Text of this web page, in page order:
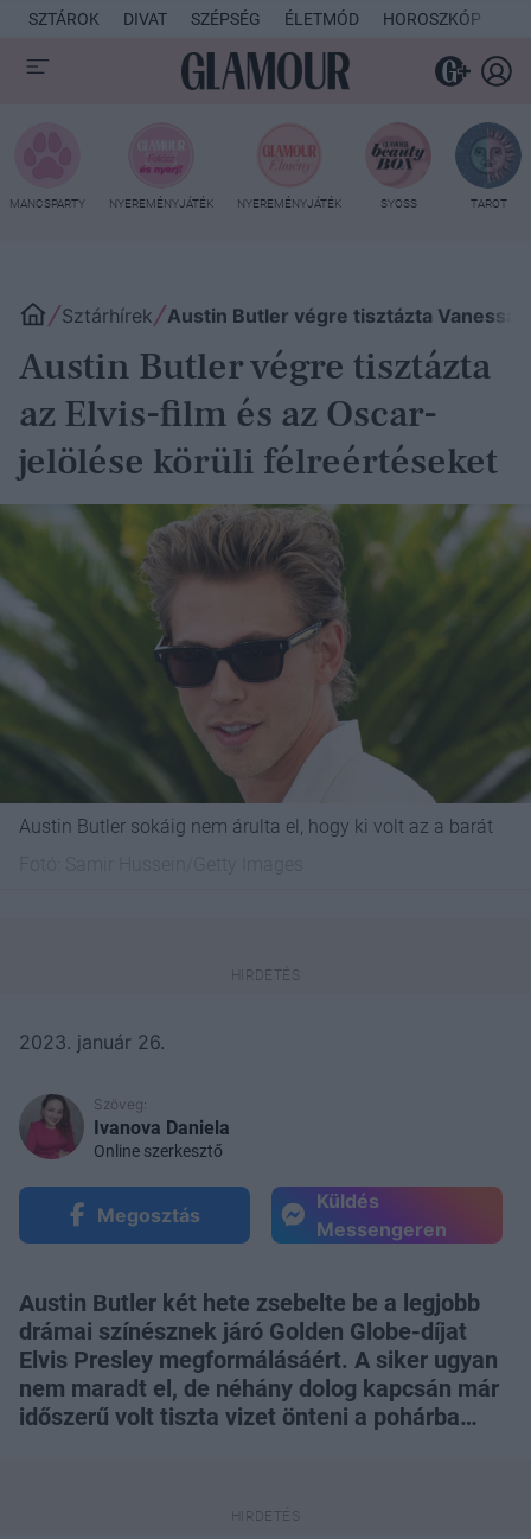
SZTÁROK DIVAT SZÉPSÉG ÉLETMÓD HOROSZKÓP
MANCSPARTY NYEREMÉNYJÁTÉK NYEREMÉNYJÁTÉK SYOSS TAROT
Sztárhírek Austin Butler végre tisztázta Vanessa
Austin Butler végre tisztázta
az Elvis-film és az Oscar-
jelölése körüli félreértéseket
Austin Butler sokáig nem árulta el, hogy ki volt az a barát
2023. január 26.
Szöveg:
Ivanova Daniela
Online szerkesztő
Megosztás
Küldés
Messengeren
Austin Butler két hete zsebelte be a legjobb
drámai színésznek járó Golden Globe-díjat
Elvis Presley megformálásáért. A siker ugyan
nem maradt el, de néhány dolog kapcsán már
időszerű volt tiszta vizet önteni a pohárba…